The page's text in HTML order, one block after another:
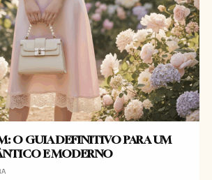
O GUIA DEFINITIVO PARA UM
E MODERNO